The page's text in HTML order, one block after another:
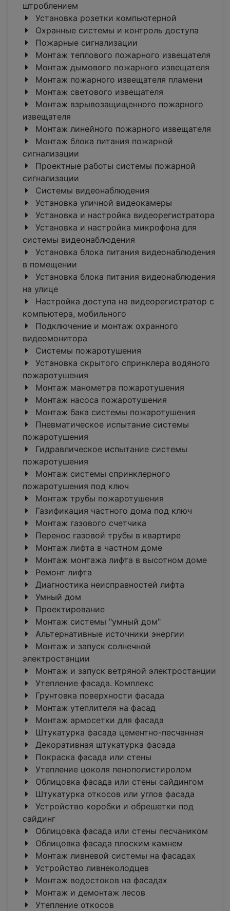
штроблением
Установка розетки компьютерной
Охранные системы и контроль доступа
Пожарные сигнализации
Монтаж теплового пожарного извещателя
Монтаж дымового пожарного извещателя
Монтаж пожарного извещателя пламени
Монтаж светового извещателя
Монтаж взрывозащищенного пожарного
извещателя
Монтаж линейного пожарного извещателя
Монтаж блока питания пожарной
сигнализации
Проектные работы системы пожарной
сигнализации
Системы видеонаблюдения
Установка уличной видеокамеры
Установка и настройка видеорегистратора
Установка и настройка микрофона для
системы видеонаблюдения
Установка блока питания видеонаблюдения
в помещении
Установка блока питания видеонаблюдения
на улице
Настройка доступа на видеорегистратор с
компьютера, мобильного
Подключение и монтаж охранного
видеомонитора
Системы пожаротушения
Установка скрытого спринклера водяного
пожаротушения
Монтаж манометра пожаротушения
Монтаж насоса пожаротушения
Монтаж бака системы пожаротушения
Пневматическое испытание системы
пожаротушения
Гидравлическое испытание системы
пожаротушения
Монтаж системы спринклерного
пожаротушения под ключ
Монтаж трубы пожаротушения
Газификация частного дома под ключ
Монтаж газового счетчика
Перенос газовой трубы в квартире
Монтаж лифта в частном доме
Монтаж монтажа лифта в высотном доме
Ремонт лифта
Диагностика неисправностей лифта
Умный дом
Проектирование
Монтаж системы "умный дом"
Альтернативные источники энергии
Монтаж и запуск солнечной
электростанции
Монтаж и запуск ветряной электростанции
Утепление фасада. Комплекс
Грунтовка поверхности фасада
Монтаж утеплителя на фасад
Монтаж армосетки для фасада
Штукатурка фасада цементно-песчанная
Декоративная штукатурка фасада
Покраска фасада или стены
Утепление цоколя пенополистиролом
Облицовка фасада или стены сайдингом
Штукатурка откосов или углов фасада
Устройство коробки и обрешетки под
сайдинг
Облицовка фасада или стены песчаником
Облицовка фасада плоским камнем
Монтаж ливневой системы на фасадах
Устройство ливнеколодцев
Монтаж водостоков на фасадах
Монтаж и демонтаж лесов
Утепление откосов